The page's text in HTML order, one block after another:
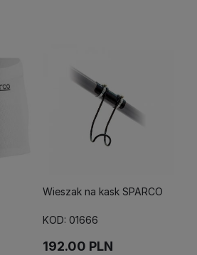
Wieszak na kask SPARCO
KOD: 01666
192.00 PLN